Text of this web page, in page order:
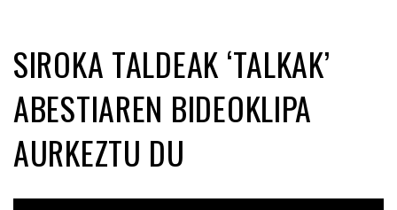
SIROKA TALDEAK ‘TALKAK’
ABESTIAREN BIDEOKLIPA
AURKEZTU DU